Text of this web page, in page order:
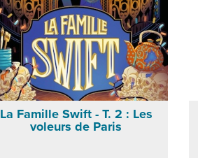
La Famille Swift - T. 2 : Les
voleurs de Paris